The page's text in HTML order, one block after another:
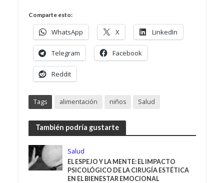
Comparte esto:
WhatsApp X LinkedIn
Telegram Facebook
Reddit
Tags alimentación niños Salud
También podría gustarte
Salud
EL ESPEJO Y LA MENTE: EL IMPACTO
PSICOLÓGICO DE LA CIRUGÍA ESTÉTICA
EN EL BIENESTAR EMOCIONAL